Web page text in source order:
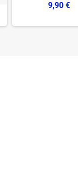
9,90 €